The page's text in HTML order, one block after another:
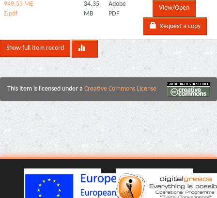
949.53 ΜΕ
Σ.pdf
34.35
MB
Adobe
PDF
View/Open
Request a copy
Show full item record
This item is licensed under a Creative Commons License